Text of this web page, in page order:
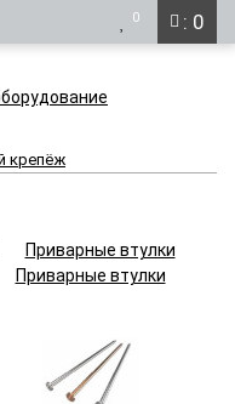
: 0
0
крепёж
Приварные втулки